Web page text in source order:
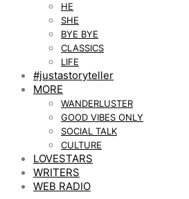
HE
SHE
BYE BYE
CLASSICS
LIFE
#justastoryteller
MORE
WANDERLUSTER
GOOD VIBES ONLY
SOCIAL TALK
CULTURE
LOVESTARS
WRITERS
WEB RADIO